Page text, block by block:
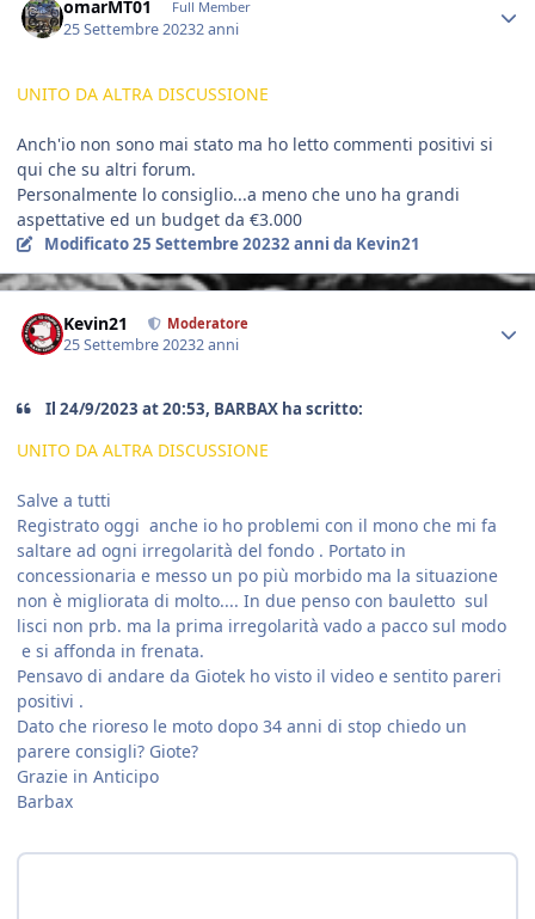
omarMT01 Full Member
25 Settembre 20232 anni
UNITO DA ALTRA DISCUSSIONE
Anch'io non sono mai stato ma ho letto commenti positivi si
qui che su altri forum.
Personalmente lo consiglio...a meno che uno ha grandi
aspettative ed un budget da €3.000
Modificato25 Settembre 20232 anni da Kevin21
Kevin21 Moderatore
25 Settembre 20232 anni
Il 24/9/2023 at 20:53, BARBAX ha scritto:
UNITO DA ALTRA DISCUSSIONE
Salve a tutti
Registrato oggi anche io ho problemi con il mono che mi fa
saltare ad ogni irregolarità del fondo . Portato in
concessionaria e messo un po più morbido ma la situazione
non è migliorata di molto.... In due penso con bauletto sul
lisci non prb. ma la prima irregolarità vado a pacco sul modo
e si affonda in frenata.
Pensavo di andare da Giotek ho visto il video e sentito pareri
positivi .
Dato che rioreso le moto dopo 34 anni di stop chiedo un
parere consigli? Giote?
Grazie in Anticipo
Barbax